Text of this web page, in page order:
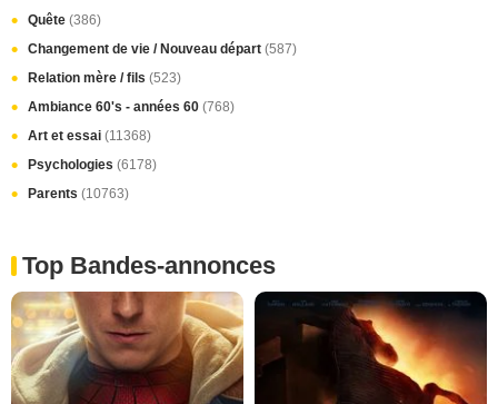
Quête (386)
Changement de vie / Nouveau départ (587)
Relation mère / fils (523)
Ambiance 60's - années 60 (768)
Art et essai (11368)
Psychologies (6178)
Parents (10763)
Top Bandes-annonces